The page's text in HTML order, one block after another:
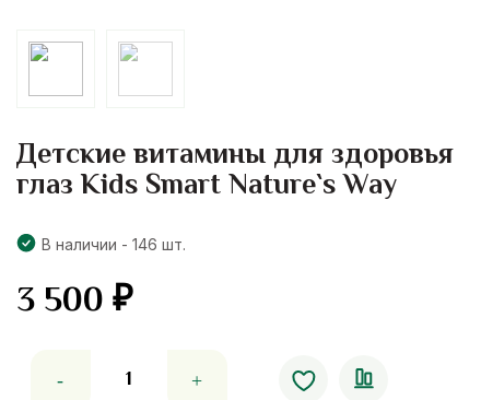
Детские витамины для здоровья
глаз Kids Smart Nature`s Way
В наличии - 146 шт.
3 500₽
товара